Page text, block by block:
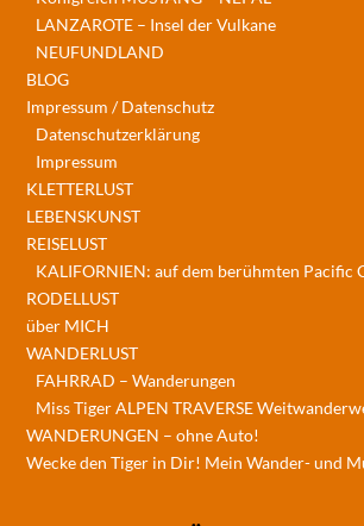
LANZAROTE – Insel der Vulkane
NEUFUNDLAND
BLOG
Impressum / Datenschutz
Datenschutzerklärung
Impressum
KLETTERLUST
LEBENSKUNST
REISELUST
KALIFORNIEN: auf dem berühmten Pacific
RODELLUST
über MICH
WANDERLUST
FAHRRAD – Wanderungen
Miss Tiger ALPEN TRAVERSE
WANDERUNGEN – ohne Auto!
Wecke den Tiger in Dir! Mein Wander- und